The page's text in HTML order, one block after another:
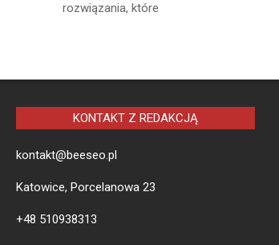
rozwiązania, które
KONTAKT Z REDAKCJĄ
kontakt@beeseo.pl
Katowice, Porcelanowa 23
+48 510938313